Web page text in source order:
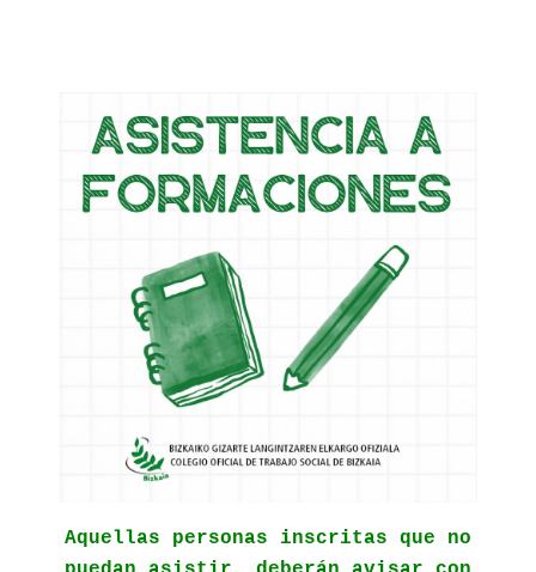
Aquellas personas inscritas que no